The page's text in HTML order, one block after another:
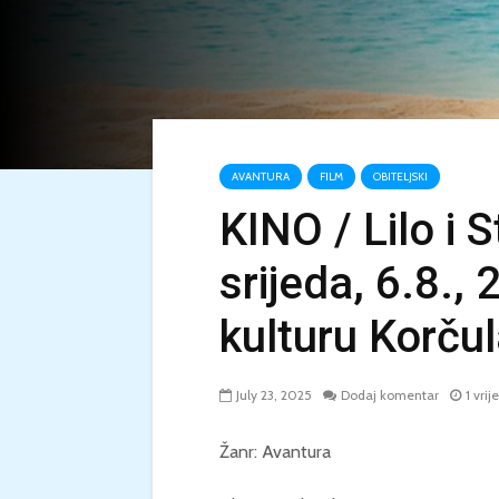
AVANTURA FILM OBITELJSKI
KINO / Lilo i
srijeda, 6.8.,
kulturu
July 23, 2025 Dodaj komentar 1
Žanr: Avantura